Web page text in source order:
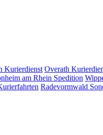
Kurierdienst Overath
am Rhein Spedition
Radevormwald